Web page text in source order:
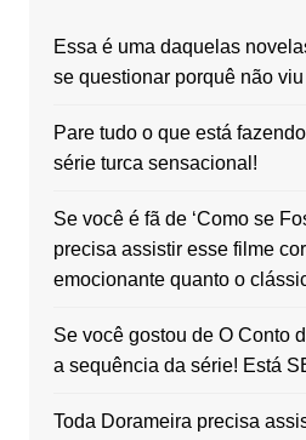
Essa é uma daquelas
se questionar porquê não
Pare tudo o que está
série turca sensacional!
Se você é fã de ‘Como se
precisa assistir esse filme
emocionante quanto o
Se você gostou de O Conto
a sequência da série! Está
Toda Dorameira precisa